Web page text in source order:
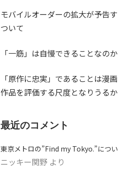
モバイルオーダーの拡大が予告
ついて
「一筋」は自慢できることなのか
「原作に忠実」であることは漫
作品を評価する尺度となりうるか
最近のコメント
東京メトロの”Find my Tokyo.”につい
ニッキー関野 より